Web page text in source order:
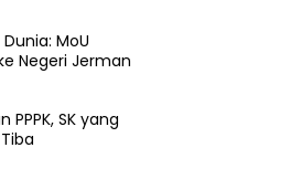
MoU
Negeri Jerman
PPPK, SK yang